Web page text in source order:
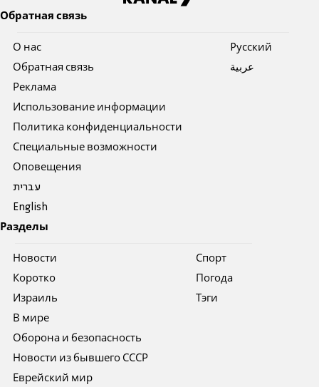
Обратная связь
О нас
Обратная связь
Реклама
Использование информации
Политика конфиденциальности
Специальные возможности
Оповещения
עברית
English
Pусский
عربية
Разделы
Новости
Коротко
Израиль
В мире
Оборона и безопасность
Новости из бывшего СССР
Еврейский мир
Спорт
Погода
Тэги